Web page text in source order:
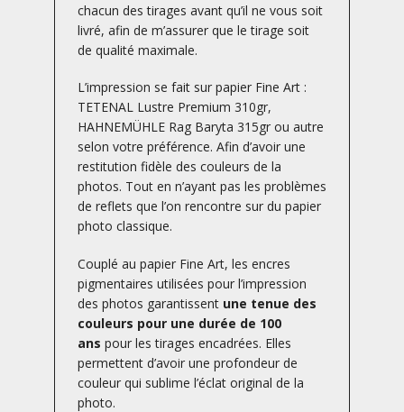
chacun des tirages avant qu’il ne vous soit
livré, afin de m’assurer que le tirage soit
de qualité maximale.
L’impression se fait sur papier Fine Art :
TETENAL Lustre Premium 310gr,
HAHNEMÜHLE Rag Baryta 315gr ou autre
selon votre préférence. Afin d’avoir une
restitution fidèle des couleurs de la
photos. Tout en n’ayant pas les problèmes
de reflets que l’on rencontre sur du papier
photo classique.
Couplé au papier Fine Art, les encres
pigmentaires utilisées pour l’impression
des photos garantissent une tenue des
couleurs pour une durée de 100
ans pour les tirages encadrées. Elles
permettent d’avoir une profondeur de
couleur qui sublime l’éclat original de la
photo.